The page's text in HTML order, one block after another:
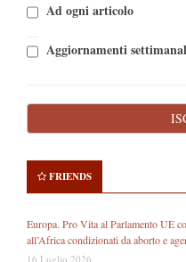
Ad ogni articolo
Aggiornamenti
FRIENDS
Europa. Pro Vita al Parlamento UE
all’Africa condizionati da aborto e
16 Luglio 2026